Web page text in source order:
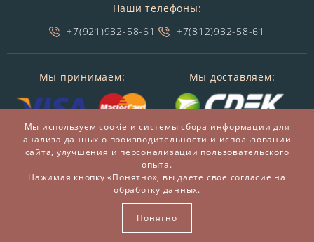
Наши телефоны:
+7(921)932-58-61
+7(812)932-58-61
Мы принимаем: Мы доставляем:
© 2014-2026 БронзаМания -Интернет-магазин
подарков и сувениров из бронзы
ВСЕ ПРАВА ЗАЩИЩЕНЫ BRONZAMANIA.RU®
Мы используем cookie и системы сбора информации для
анализа данных о производительности и использовании
сайта, улучшения и персонализации пользовательского
опыта.
Нажимая кнопку «Понятно», вы даете свое согласие на
обработку данных.
Понятно